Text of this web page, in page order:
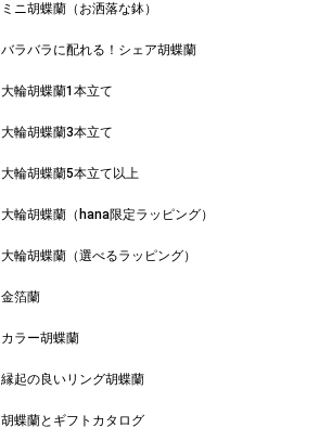
ミニ胡蝶蘭（お洒落な鉢）
バラバラに配れる！シェア胡蝶蘭
大輪胡蝶蘭1本立て
大輪胡蝶蘭3本立て
大輪胡蝶蘭5本立て以上
大輪胡蝶蘭（hana限定ラッピング）
大輪胡蝶蘭（選べるラッピング）
金箔蘭
カラー胡蝶蘭
縁起の良いリング胡蝶蘭
胡蝶蘭とギフトカタログ